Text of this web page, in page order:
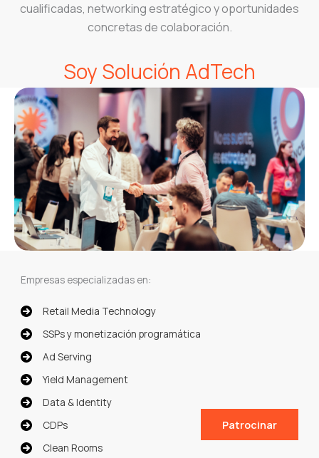
cualificadas, networking estratégico y oportunidades
concretas de colaboración.
Soy Solución AdTech
Empresas especializadas en:
Retail Media Technology
SSPs y monetización programática
Ad Serving
Yield Management
Data & Identity
CDPs
Clean Rooms
Patrocinar